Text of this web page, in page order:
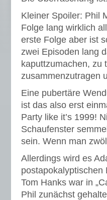
Kleiner Spoiler: Phil
Folge lang wirklich
erste Folge aber ist
zwei Episoden lang
kaputtzumachen, zu
zusammenzutragen
Eine pubertäre
ist das also erst
Party like it’s 1999!
Schaufenster
sein. Wenn man
Allerdings wird es
postapokalyptischen
Tom Hanks war in
Phil zunächst